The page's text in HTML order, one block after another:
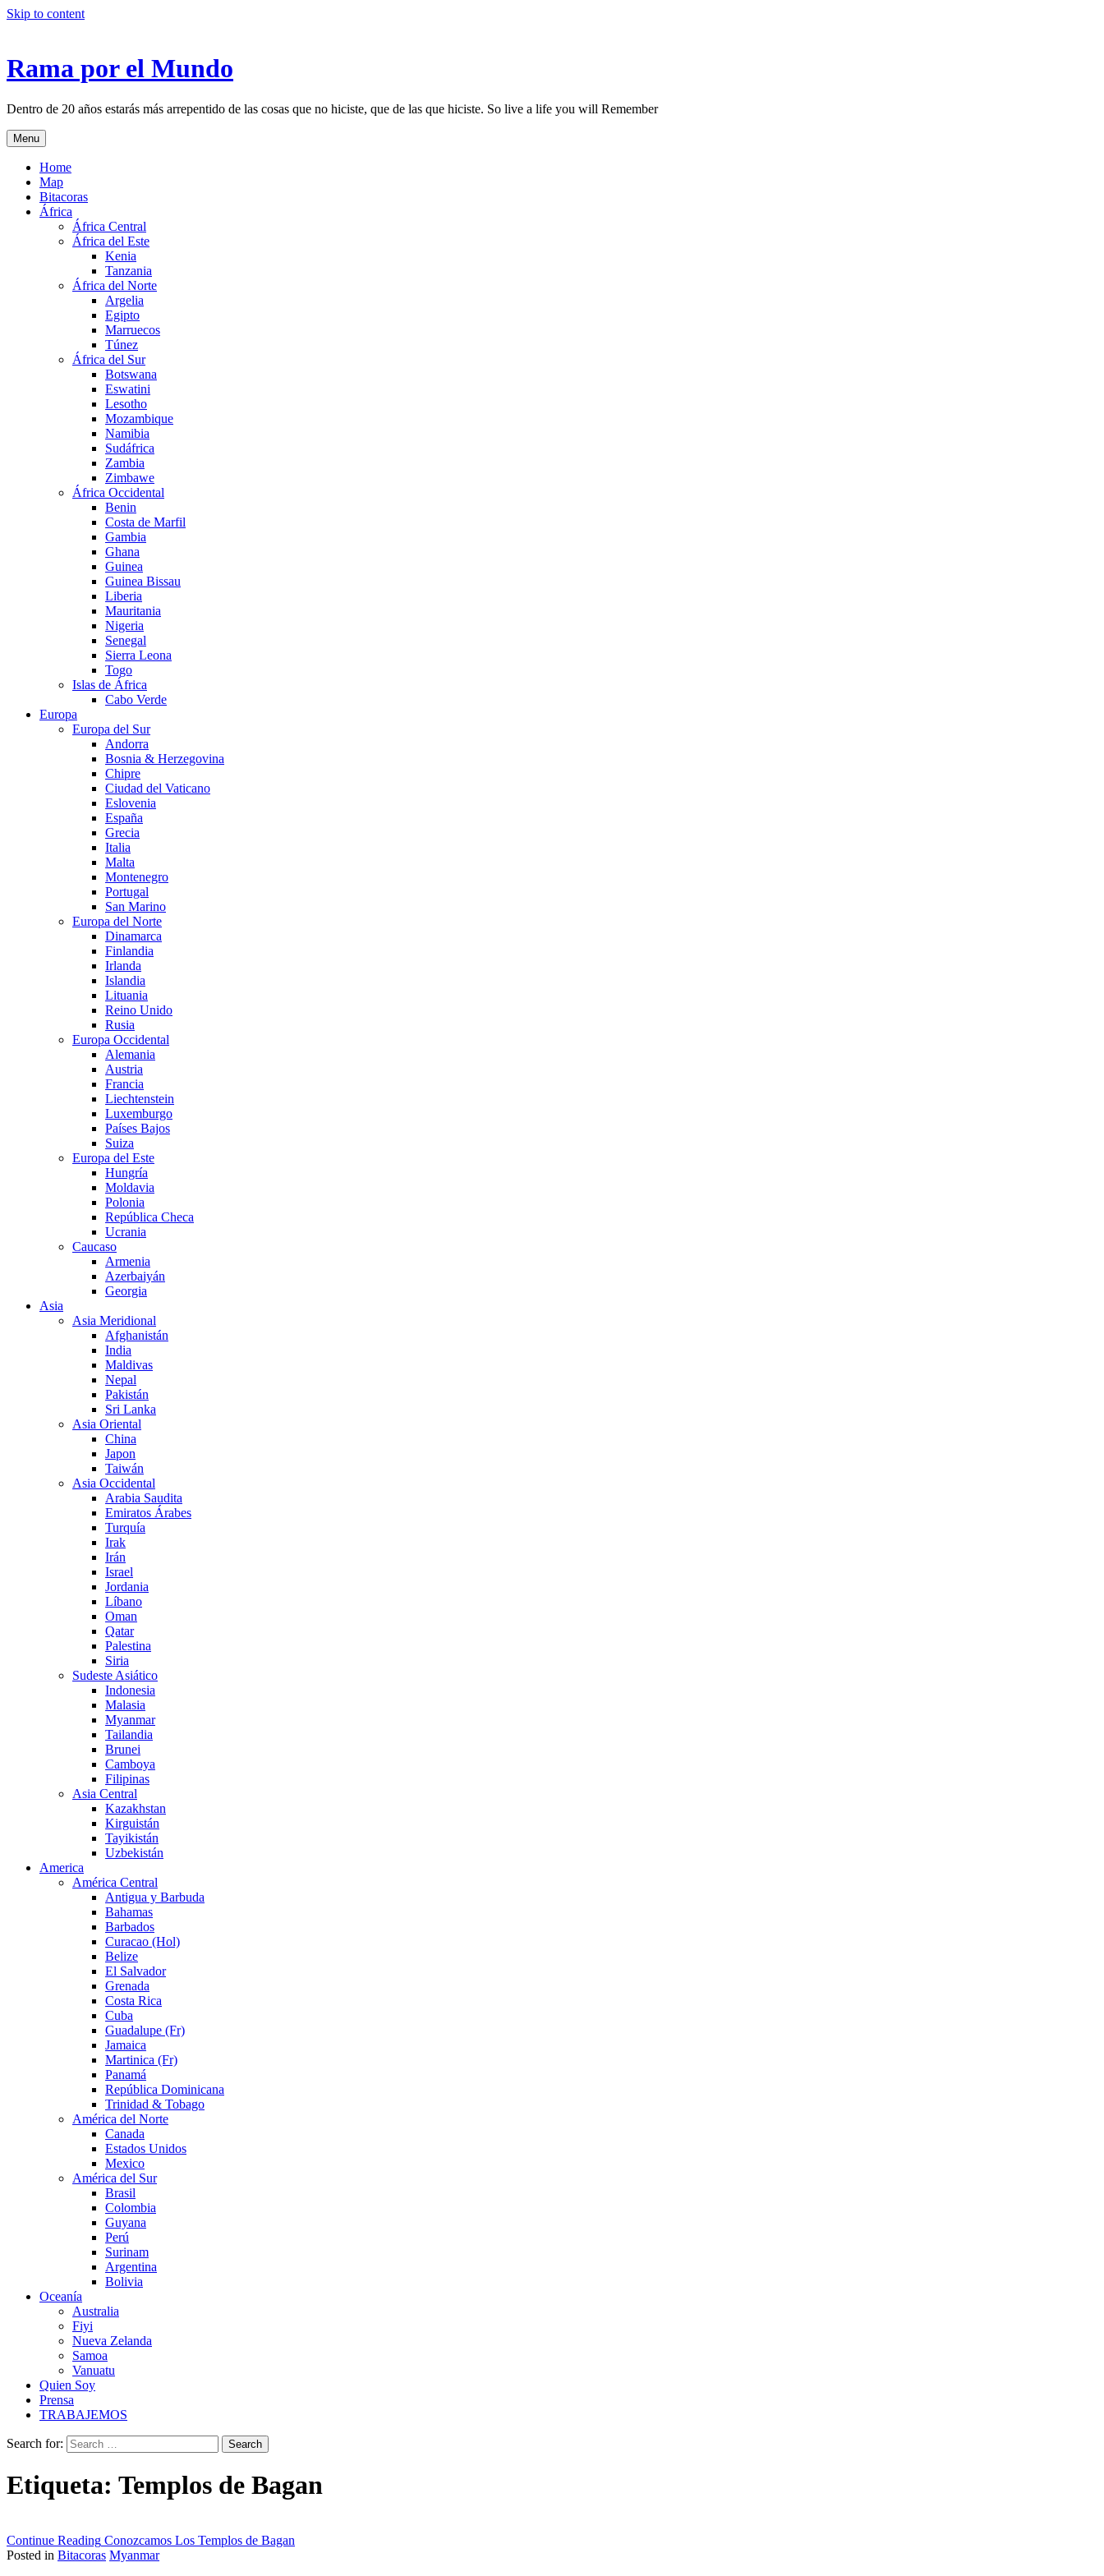
Skip to content
Rama por el Mundo
Dentro de 20 años estarás más arrepentido de las cosas que no hiciste, que de las que hiciste. So live a life you will Remember
Menu
Home
Map
Bitacoras
África
África Central
África del Este
Kenia
Tanzania
África del Norte
Argelia
Egipto
Marruecos
Túnez
África del Sur
Botswana
Eswatini
Lesotho
Mozambique
Namibia
Sudáfrica
Zambia
Zimbawe
África Occidental
Benin
Costa de Marfil
Gambia
Ghana
Guinea
Guinea Bissau
Liberia
Mauritania
Nigeria
Senegal
Sierra Leona
Togo
Islas de África
Cabo Verde
Europa
Europa del Sur
Andorra
Bosnia & Herzegovina
Chipre
Ciudad del Vaticano
Eslovenia
España
Grecia
Italia
Malta
Montenegro
Portugal
San Marino
Europa del Norte
Dinamarca
Finlandia
Irlanda
Islandia
Lituania
Reino Unido
Rusia
Europa Occidental
Alemania
Austria
Francia
Liechtenstein
Luxemburgo
Países Bajos
Suiza
Europa del Este
Hungría
Moldavia
Polonia
República Checa
Ucrania
Caucaso
Armenia
Azerbaiyán
Georgia
Asia
Asia Meridional
Afghanistán
India
Maldivas
Nepal
Pakistán
Sri Lanka
Asia Oriental
China
Japon
Taiwán
Asia Occidental
Arabia Saudita
Emiratos Árabes
Turquía
Irak
Irán
Israel
Jordania
Líbano
Oman
Qatar
Palestina
Siria
Sudeste Asiático
Indonesia
Malasia
Myanmar
Tailandia
Brunei
Camboya
Filipinas
Asia Central
Kazakhstan
Kirguistán
Tayikistán
Uzbekistán
America
América Central
Antigua y Barbuda
Bahamas
Barbados
Curacao (Hol)
Belize
El Salvador
Grenada
Costa Rica
Cuba
Guadalupe (Fr)
Jamaica
Martinica (Fr)
Panamá
República Dominicana
Trinidad & Tobago
América del Norte
Canada
Estados Unidos
Mexico
América del Sur
Brasil
Colombia
Guyana
Perú
Surinam
Argentina
Bolivia
Oceanía
Australia
Fiyi
Nueva Zelanda
Samoa
Vanuatu
Quien Soy
Prensa
TRABAJEMOS
Search for:
Etiqueta: Templos de Bagan
Continue Reading Conozcamos Los Templos de Bagan
Posted in Bitacoras Myanmar